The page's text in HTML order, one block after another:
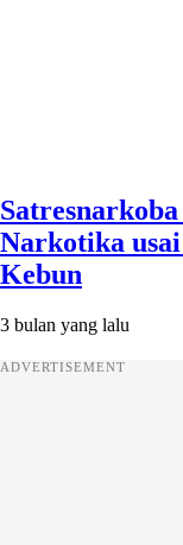
Narkotika
Kebun
3 bulan yang lalu
ADVERTISEMENT